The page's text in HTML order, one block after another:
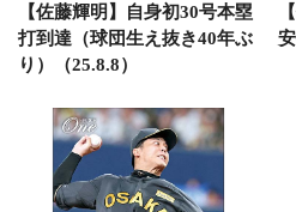
【佐藤輝明】自身初30号本塁
打到達（球団生え抜き40年ぶ
り）（25.8.8）